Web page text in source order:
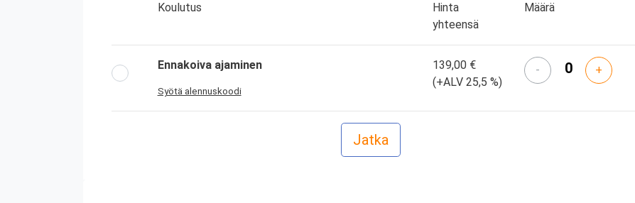
Koulutus
Hinta
yhteensä
Määrä
Ennakoiva ajaminen
Syötä alennuskoodi
139,00 €
(+ALV 25,5 %)
- +